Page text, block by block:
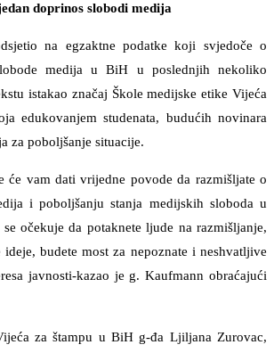
doprinos slobodi medija
na egzaktne podatke koji svjedoče o
medija u BiH u poslednjih nekoliko
istakao značaj Škole medijske etike Vijeća
edukovanjem studenata, budućih novinara
za poboljšanje situacije.
će vam dati vrijedne povode da razmišljate o
i poboljšanju stanja medijskih sloboda u
očekuje da potaknete ljude na razmišljanje,
budete most za nepoznate i neshvatljive
javnosti-kazao je g. Kaufmann obraćajući
za štampu u BiH g-đa Ljiljana Zurovac,